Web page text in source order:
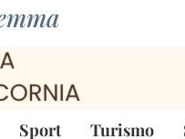
Sport Turismo